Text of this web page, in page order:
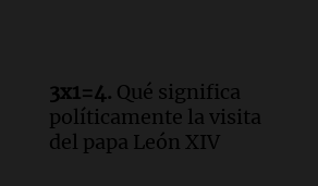
china en Argentina
de EE. UU. y exige
nacional
3x1=4. Qué significa
políticamente la visita
del papa León XIV